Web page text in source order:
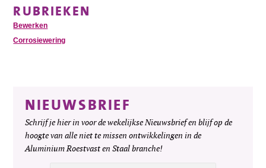
RUBRIEKEN
Bewerken
Corrosiewering
NIEUWSBRIEF
Schrijf je hier in voor de wekelijkse Nieuwsbrief en blijf op de
hoogte van alle niet te missen ontwikkelingen in de
Aluminium Roestvast en Staal branche!